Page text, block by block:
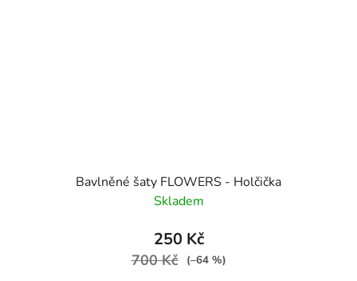
Bavlněné šaty FLOWERS - Holčička
Skladem
250 Kč
700 Kč (–64 %)